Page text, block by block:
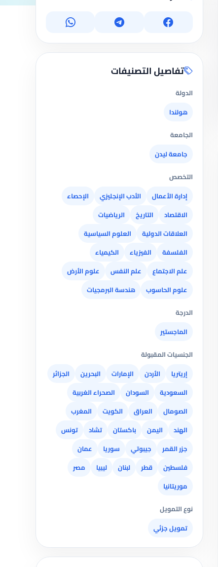
تفاصيل التصنيفات
الدولة
هولندا
الجامعة
جامعة ليدن
التخصص
إدارة الأعمال
الأدب الإنجليزي
الإحصاء
الاقتصاد
التاريخ
الرياضيات
العلاقات الدولية
العلوم السياسية
الفلسفة
الفيزياء
الكيمياء
علم الاجتماع
علم النفس
علوم الأرض
علوم الحاسوب
هندسة البرمجيات
الدرجة
الماجستير
الجنسيات المقبولة
إريتريا
الأردن الإمارات البحرين
الجزائر
السعودية
السودان
الصحراء الغربية
الصومال
العراق الكويت
المغرب
الهند
اليمن باكستان تشاد
تونس
جزر القمر
جيبوتي سوريا
عمان
فلسطين
قطر لبنان ليبيا
مصر
موريتانيا
نوع التمويل
تمويل جزئي